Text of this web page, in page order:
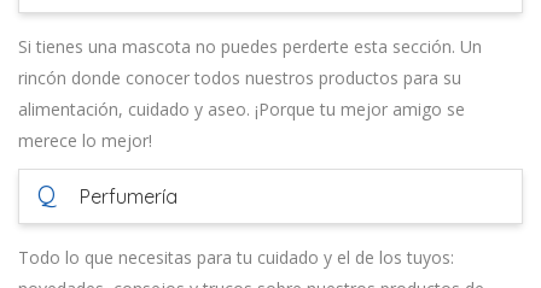
Si tienes una mascota no puedes perderte esta sección. Un
rincón donde conocer todos nuestros productos para su
alimentación, cuidado y aseo. ¡Porque tu mejor amigo se
merece lo mejor!
Q Perfumería
Todo lo que necesitas para tu cuidado y el de los tuyos: